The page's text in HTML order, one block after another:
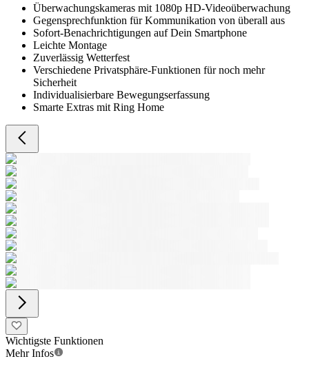
Überwachungskameras mit 1080p HD-Videoüberwachung
Gegensprechfunktion für Kommunikation von überall aus
Sofort-Benachrichtigungen auf Dein Smartphone
Leichte Montage
Zuverlässig Wetterfest
Verschiedene Privatsphäre-Funktionen für noch mehr
Sicherheit
Individualisierbare Bewegungserfassung
Smarte Extras mit Ring Home
Wichtigste Funktionen
Mehr Infos